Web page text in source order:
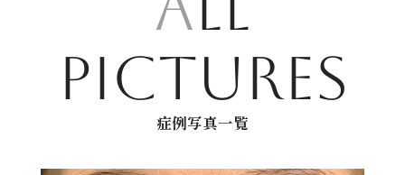
PICTURES
症例写真一覧